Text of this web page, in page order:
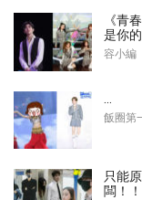
《青
是你的
容小編
飯圈第
只能
闆！！